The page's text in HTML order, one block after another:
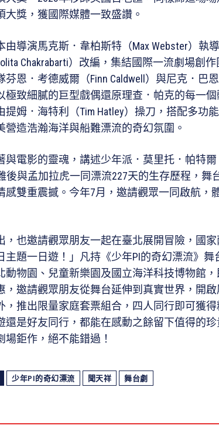
大獎，獲國際媒體一致盛讚。
由導演馬克斯．韋柏斯特（Max Webster）執
Chakrabarti）改編，集結國際一流劇場創
芬恩．考德威爾（Finn Caldwell）與尼克．巴恩
極致細膩的巨型戲偶還原理查．帕克的每一
提姆．海特利（Tim Hatley）操刀，搭配多功
營造浩瀚海洋與船難漂流的奇幻氛圍。
與電影的靈魂，講述少年派．莫里托．帕特爾
後與孟加拉虎一同漂流227天的生存歷程，舞
感雙重震撼。今年7月，邀請觀眾一同啟航，
，也邀請觀眾朋友一起在臺北展開冒險，國
主題一日遊！」凡持《少年PI的奇幻漂流》
動物園、兒童新樂園及國立海洋科技博物館
，邀請觀眾朋友從舞台延伸到真實世界，開
，推出限量家庭套票組合，四人同行即可獲
還是好友同行，都能在感動之餘留下值得的
場鉅作，絕不能錯過！
少年PI的奇幻漂流 聞天祥 舞台劇